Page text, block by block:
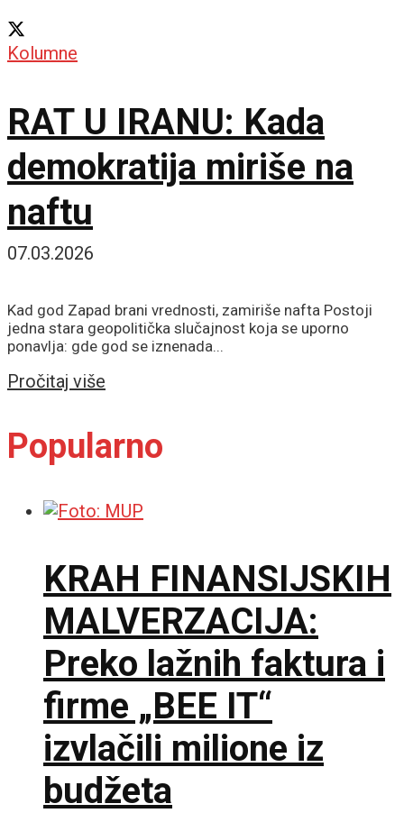
Kolumne
RAT U IRANU: Kada
demokratija miriše na
naftu
07.03.2026
Kad god Zapad brani vrednosti, zamiriše nafta Postoji
jedna stara geopolitička slučajnost koja se uporno
ponavlja: gde god se iznenada...
Pročitaj više
Popularno
KRAH FINANSIJSKIH
MALVERZACIJA:
Preko lažnih faktura i
firme „BEE IT“
izvlačili milione iz
budžeta